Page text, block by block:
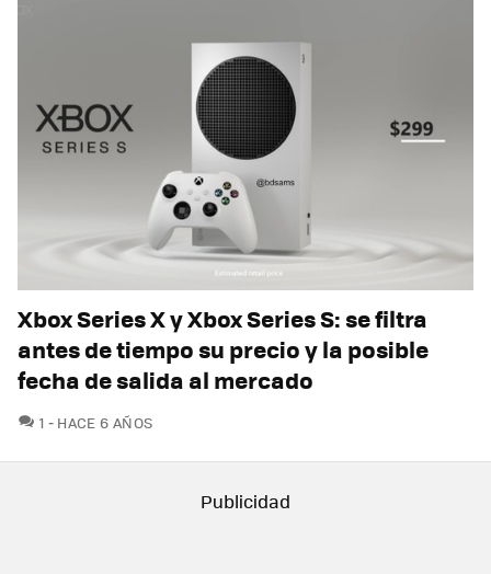
Xbox Series X y Xbox Series S: se filtra
antes de tiempo su precio y la posible
fecha de salida al mercado
1 COMENTARIOS
HACE 6 AÑOS